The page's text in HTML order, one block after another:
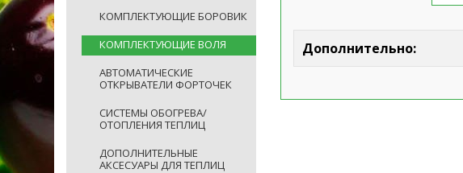
КОМПЛЕКТУЮЩИЕ БОРОВИК
КОМПЛЕКТУЮЩИЕ ВОЛЯ
АВТОМАТИЧЕСКИЕ
ОТКРЫВАТЕЛИ ФОРТОЧЕК
СИСТЕМЫ ОБОГРЕВА/
ОТОПЛЕНИЯ ТЕПЛИЦ
ДОПОЛНИТЕЛЬНЫЕ
АКСЕСУАРЫ ДЛЯ ТЕПЛИЦ
Дополнительно: